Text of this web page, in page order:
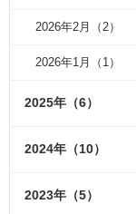
2026年2月（2）
2026年1月（1）
2025年（6）
2024年（10）
2023年（5）